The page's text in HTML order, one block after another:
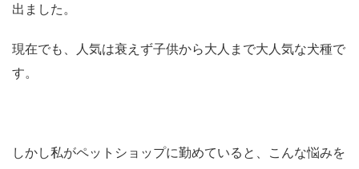
出ました。
現在でも、人気は衰えず子供から大人まで大人気な犬種で
す。
しかし私がペットショップに勤めていると、こんな悩みを